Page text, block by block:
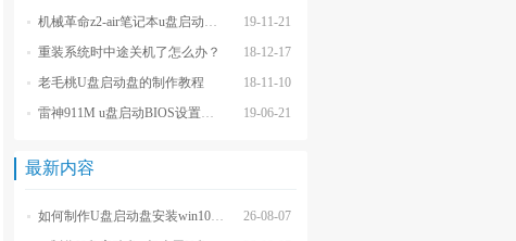
19-11-21
机械革命z2-air笔记本u盘启动BIOS设置教程
18-12-17
重装系统时中途关机了怎么办？
18-11-10
老毛桃U盘启动盘的制作教程
19-06-21
雷神911M u盘启动BIOS设置教程
最新内容
26-08-07
如何制作U盘启动盘安装win10系统-怎么制作U盘启动盘安装win10系